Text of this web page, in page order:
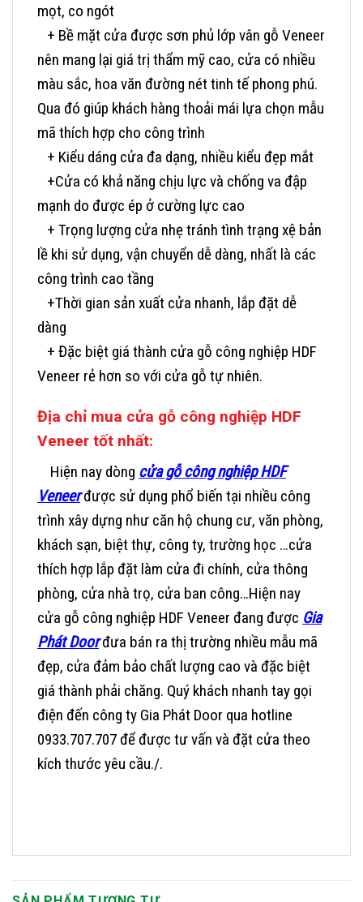
mọt, co ngót
+ Bề mặt cửa được sơn phủ lớp vân gỗ Veneer
nên mang lại giá trị thẩm mỹ cao, cửa có nhiều
màu sắc, hoa văn đường nét tinh tế phong phú.
Qua đó giúp khách hàng thoải mái lựa chọn mẫu
mã thích hợp cho công trình
+ Kiểu dáng cửa đa dạng, nhiều kiểu đẹp mắt
+Cửa có khả năng chịu lực và chống va đập
mạnh do được ép ở cường lực cao
+ Trọng lượng cửa nhẹ tránh tình trạng xệ bản
lề khi sử dụng, vận chuyển dễ dàng, nhất là các
công trình cao tầng
+Thời gian sản xuất cửa nhanh, lắp đặt dễ
dàng
+ Đặc biệt giá thành cửa gỗ công nghiệp HDF
Veneer rẻ hơn so với cửa gỗ tự nhiên.
Địa chỉ mua cửa gỗ công nghiệp HDF
Veneer tốt nhất:
Hiện nay dòng cửa gỗ công nghiệp HDF
Veneerđược sử dụng phổ biến tại nhiều công
trình xây dựng như căn hộ chung cư, văn phòng,
khách sạn, biệt thự, công ty, trường học …cửa
thích hợp lắp đặt làm cửa đi chính, cửa thông
phòng, cửa nhà trọ, cửa ban công…Hiện nay
cửa gỗ công nghiệp HDF Veneer đang được Gia
Phát Doorđưa bán ra thị trường nhiều mẫu mã
đẹp, cửa đảm bảo chất lượng cao và đặc biệt
giá thành phải chăng. Quý khách nhanh tay gọi
điện đến công ty Gia Phát Door qua hotline
0933.707.707 để được tư vấn và đặt cửa theo
kích thước yêu cầu./.